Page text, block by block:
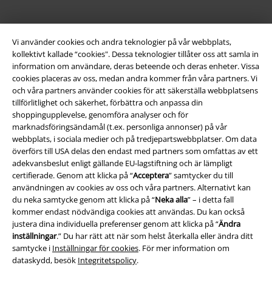
Vi använder cookies och andra teknologier på vår webbplats,
kollektivt kallade “cookies". Dessa teknologier tillåter oss att samla in
information om användare, deras beteende och deras enheter. Vissa
cookies placeras av oss, medan andra kommer från våra partners. Vi
och våra partners använder cookies för att säkerställa webbplatsens
tillförlitlighet och säkerhet, förbättra och anpassa din
shoppingupplevelse, genomföra analyser och för
marknadsföringsändamål (t.ex. personliga annonser) på vår
webbplats, i sociala medier och på tredjepartswebbplatser. Om data
överförs till USA delas den endast med partners som omfattas av ett
adekvansbeslut enligt gällande EU-lagstiftning och är lämpligt
certifierade. Genom att klicka på “Acceptera” samtycker du till
användningen av cookies av oss och våra partners. Alternativt kan
du neka samtycke genom att klicka på “Neka alla” – i detta fall
kommer endast nödvändiga cookies att användas. Du kan också
justera dina individuella preferenser genom att klicka på “Ändra
inställningar.” Du har rätt att när som helst återkalla eller ändra ditt
samtycke i Inställningar för cookies. För mer information om
dataskydd, besök Integritetspolicy.
Juridisk information/Villkor
Villkor
Om oss
Ladda ner villkoren
Avfallshantering och miljöskydd
Försäkran om överensstämmelse
Information om tillgänglighet